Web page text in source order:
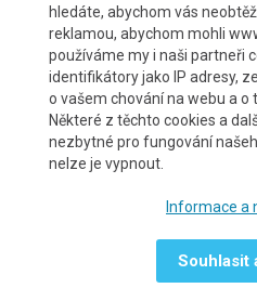
hledáte, abychom vás
reklamou, abychom mohli
používáme my i naši partneři
identifikátory jako IP adresy,
o vašem chování na webu a o
Některé z těchto cookies a
nezbytné pro fungování
nelze je vypnout.
Informace a
Souhlasit